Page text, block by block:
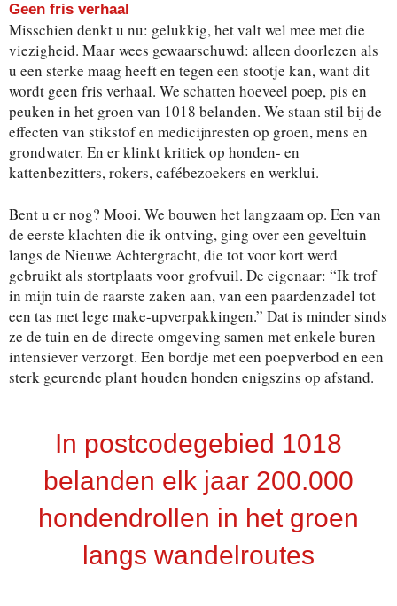
Geen fris verhaal
Misschien denkt u nu: gelukkig, het valt wel mee met die
viezigheid. Maar wees gewaarschuwd: alleen doorlezen als
u een sterke maag heeft en tegen een stootje kan, want dit
wordt geen fris verhaal. We schatten hoeveel poep, pis en
peuken in het groen van 1018 belanden. We staan stil bij de
effecten van stikstof en medicijnresten op groen, mens en
grondwater. En er klinkt kritiek op honden- en
kattenbezitters, rokers, cafébezoekers en werklui.
Bent u er nog? Mooi. We bouwen het langzaam op. Een van
de eerste klachten die ik ontving, ging over een geveltuin
langs de Nieuwe Achtergracht, die tot voor kort werd
gebruikt als stortplaats voor grofvuil. De eigenaar: “Ik trof
in mijn tuin de raarste zaken aan, van een paardenzadel tot
een tas met lege make-upverpakkingen.” Dat is minder sinds
ze de tuin en de directe omgeving samen met enkele buren
intensiever verzorgt. Een bordje met een poepverbod en een
sterk geurende plant houden honden enigszins op afstand.
In postcodegebied 1018
belanden elk jaar 200.000
hondendrollen in het groen
langs wandelroutes